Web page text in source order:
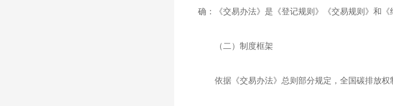
确：《交易办法》是《登记规则》《交易规则》和
（二）制度框架
依据《交易办法》总则部分规定，全国碳排放